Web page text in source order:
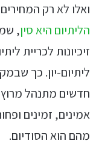
ואלו לא רק
הליתיום היא סין,
זיכיונות לכריית
ליתיום-יון. כך
חדשים מתנהל
אמינים, זמינים
מהם הוא הסודיום.